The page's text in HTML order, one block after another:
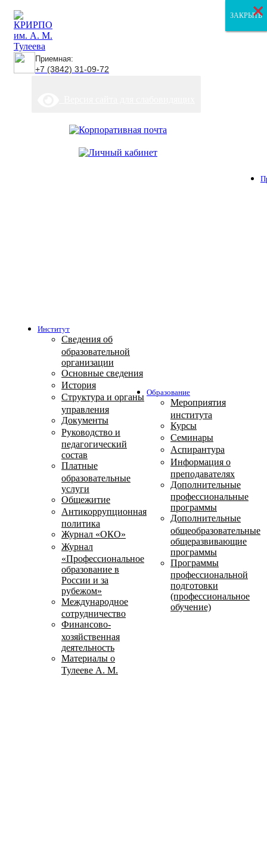
Приемная:
+7 (3842) 31-09-72
Институт
Сведения об
образовательной
организации
Основные сведения
История
Структура и органы
управления
Документы
Руководство и
педагогический
состав
Платные
образовательные
услуги
Общежитие
Антикоррупционная
политика
Журнал «ОКО»
Журнал
«Профессиональное
образование в
России и за
рубежом»
Международное
сотрудничество
Финансово-
хозяйственная
деятельность
Материалы о
Тулееве А. М.
Образование
Мероприятия
института
Курсы
Семинары
Аспирантура
Информация о
преподавателях
Дополнительные
профессиональные
программы
Дополнительные
общеобразовательные
общеразвивающие
программы
Программы
профессиональной
подготовки
(профессиональное
обучение)
ЗАКРЫТЬ
ЗАКРЫТЬ
ЗАКРЫТЬ
×
×
×